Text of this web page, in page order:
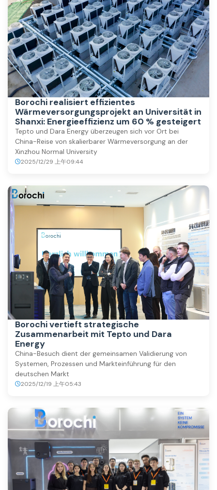
Borochi realisiert effizientes
Wärmeversorgungsprojekt an Universität in
Shanxi: Energieeffizienz um 60 % gesteigert
Tepto und Dara Energy überzeugen sich vor Ort bei
China-Reise von skalierbarer Wärmeversorgung an der
Xinzhou Normal University
2025/12/29 上午09:44
Borochi vertieft strategische
Zusammenarbeit mit Tepto und Dara
Energy
China-Besuch dient der gemeinsamen Validierung von
Systemen, Prozessen und Markteinführung für den
deutschen Markt
2025/12/19 上午05:43